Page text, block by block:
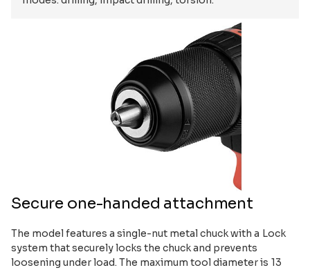
Secure one-handed attachment
The model features a single-nut metal chuck with a Lock
system that securely locks the chuck and prevents
loosening under load. The maximum tool diameter is 13